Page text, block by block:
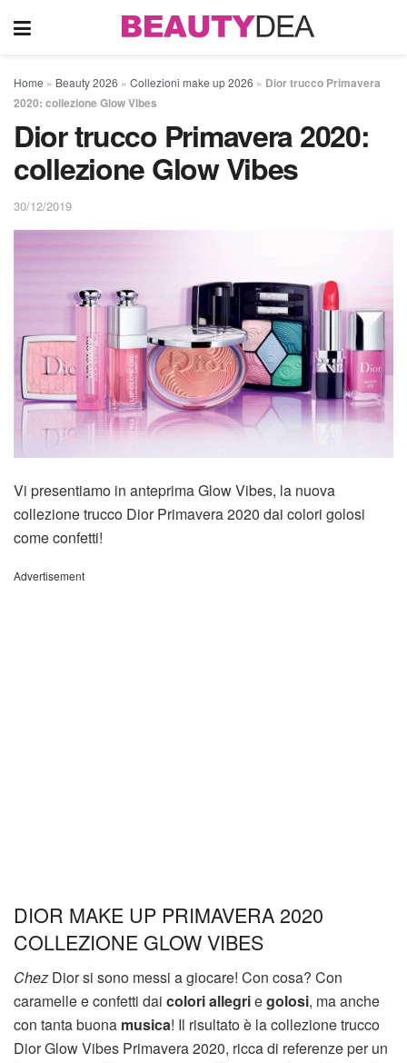
Home » Beauty 2026 » Collezioni make up 2026 » Dior trucco Primavera
2020: collezione Glow Vibes
Dior trucco Primavera 2020:
collezione Glow Vibes
30/12/2019
Vi presentiamo in anteprima Glow Vibes, la nuova
collezione trucco Dior Primavera 2020 dai colori golosi
come confetti!
Advertisement
DIOR MAKE UP PRIMAVERA 2020
COLLEZIONE GLOW VIBES
Chez Dior si sono messi a giocare! Con cosa? Con
caramelle e confetti dai colori allegriegolosi, ma anche
con tanta buona musica! Il risultato è la collezione trucco
Dior Glow Vibes Primavera 2020, ricca di referenze per un